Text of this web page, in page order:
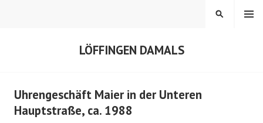
LÖFFINGEN DAMALS
MENÜ
SUCHEN
Uhrengeschäft Maier in der Unteren
Hauptstraße, ca. 1988